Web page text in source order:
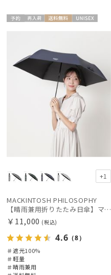
絞り込み
+1
MACKINTOSH PHILOSOPHY
【晴雨兼用折りたたみ日傘】マッキントッシュ フィロソフィー (MACKINTOSH PHILOSOPHY) バーブレラ サンプロテクト（SUNPROTECT）自動開閉 遮光100
￥11,000 (税込)
4.6 （8）
＃遮光100%
＃軽量
＃晴雨兼用